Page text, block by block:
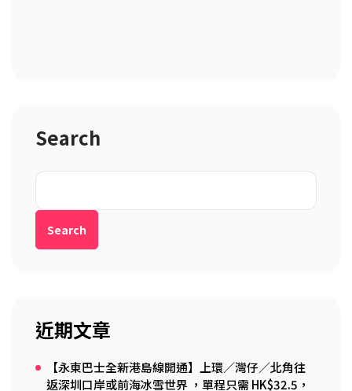
Search
Search
近期文章
【永東巴士全新港島線開通】上環／灣仔／北角往
返深圳口岸或前海冰雪世界 ，單程只需 HK$32.5，